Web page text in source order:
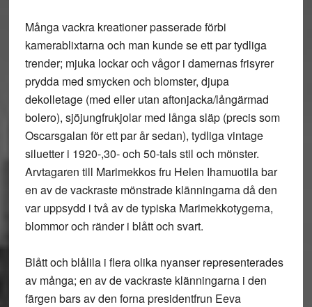
Många vackra kreationer passerade förbi
kamerablixtarna och man kunde se ett par tydliga
trender; mjuka lockar och vågor i damernas frisyrer
prydda med smycken och blomster, djupa
dekolletage (med eller utan aftonjacka/långärmad
bolero), sjöjungfrukjolar med långa släp (precis som
Oscarsgalan för ett par år sedan), tydliga vintage
siluetter i 1920-,30- och 50-tals stil och mönster.
Arvtagaren till Marimekkos fru Helen Ihamuotila bar
en av de vackraste mönstrade klänningarna då den
var uppsydd i två av de typiska Marimekkotygerna,
blommor och ränder i blått och svart.
Blått och blålila i flera olika nyanser representerades
av många; en av de vackraste klänningarna i den
färgen bars av den forna presidentfrun Eeva